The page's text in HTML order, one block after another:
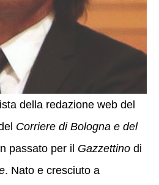
della redazione web del
Corriere di Bologna e del
passato per il Gazzettino di
. Nato e cresciuto a